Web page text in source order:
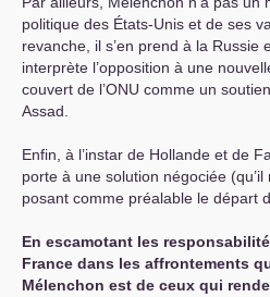
politique des États-Unis et de ses
revanche, il s’en prend à la Russie
interprète l’opposition à une
couvert de l’ONU comme un
Assad.
Enfin, à l’instar de Hollande et de
porte à une solution négociée (qu’il
posant comme préalable le départ
En escamotant les
France dans les affrontements
Mélenchon est de ceux qui